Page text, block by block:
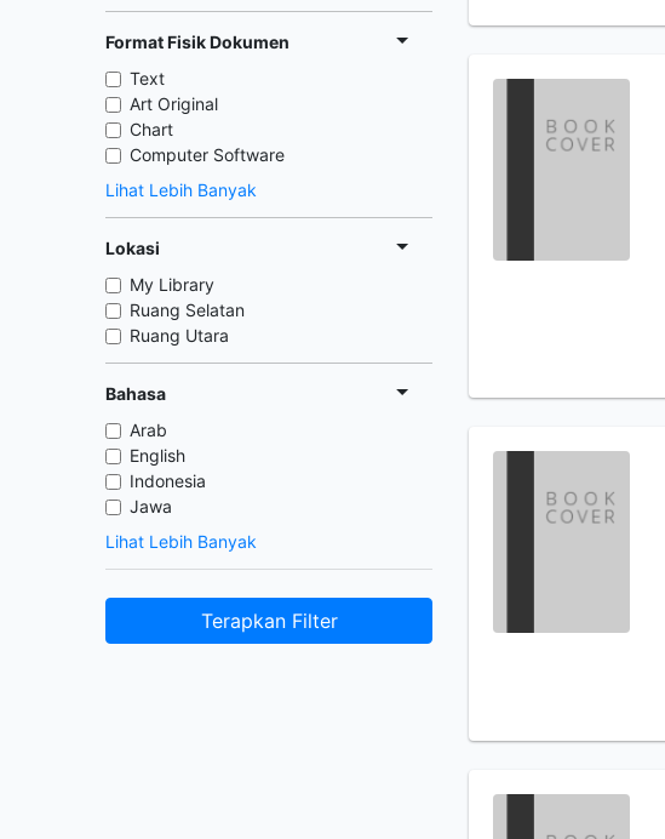
Format Fisik Dokumen
Text
Art Original
Chart
Computer Software
Lihat Lebih Banyak
Lokasi
My Library
Ruang Selatan
Ruang Utara
Bahasa
Arab
English
Indonesia
Jawa
Lihat Lebih Banyak
Terapkan Filter